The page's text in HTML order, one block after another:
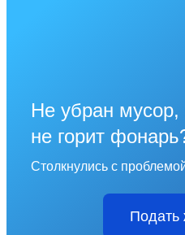
Не убран мусор,
не горит
Столкнулись с
Подать